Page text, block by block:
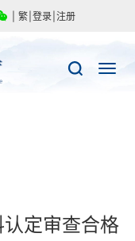
繁 登录 注册
定审查合格